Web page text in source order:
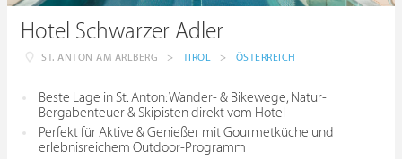
Hotel Schwarzer Adler
ST. ANTON AM ARLBERG > TIROL > ÖSTERREICH
Beste Lage in St. Anton: Wander- & Bikewege, Natur-
Bergabenteuer & Skipisten direkt vom Hotel
Perfekt für Aktive & Genießer mit Gourmetküche und
erlebnisreichem Outdoor-Programm